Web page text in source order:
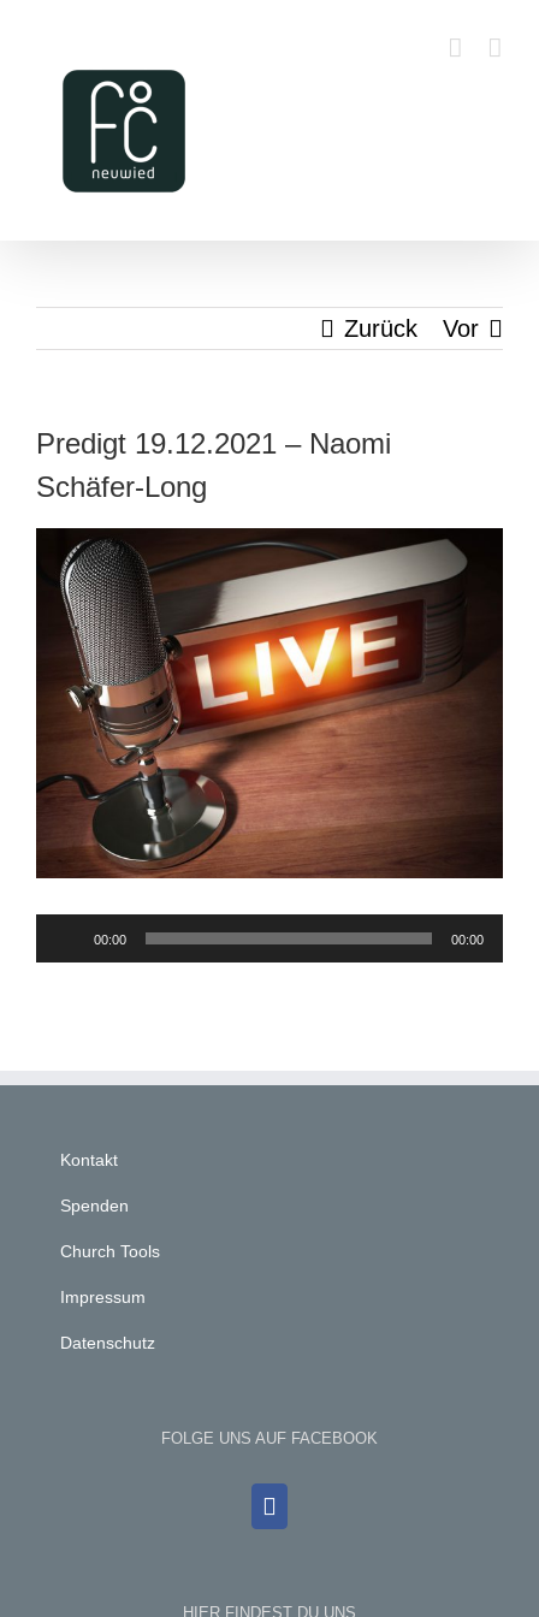
springen
Zurück Vor
Predigt 19.12.2021 – Naomi
Schäfer-Long
Audio-
Player
00:00 00:00
Kontakt
Spenden
Church Tools
Impressum
Datenschutz
FOLGE UNS AUF FACEBOOK
HIER FINDEST DU UNS